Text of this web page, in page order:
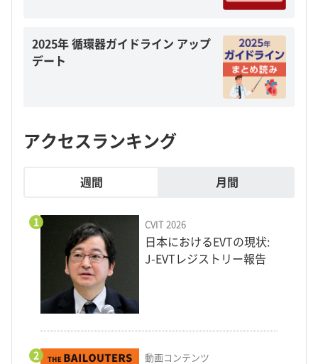
2025年 循環器ガイドライン アップ
デート
アクセスランキング
週間 月間
1 CVIT 2026
日本におけるEVTの現状:
J-EVTレジストリー報告
2 動画コンテンツ